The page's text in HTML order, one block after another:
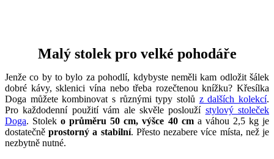
Malý stolek pro velké pohodáře
Jenže co by to bylo za pohodlí, kdybyste neměli kam odložit šálek
dobré kávy, sklenici vína nebo třeba rozečtenou knížku? Křesílka
Doga můžete kombinovat s různými typy stolů z dalších kolekcí.
Pro každodenní použití vám ale skvěle poslouží stylový stoleček
Doga. Stoleko průměru 50 cm, výšce 40 cma váhou 2,5 kg je
dostatečněprostorný a stabilní. Přesto nezabere více místa, než je
nezbytně nutné.